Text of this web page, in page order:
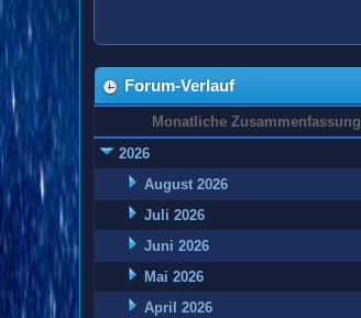
Forum-Verlauf
Monatliche Zusammenfassung
2026
August 2026
Juli 2026
Juni 2026
Mai 2026
April 2026